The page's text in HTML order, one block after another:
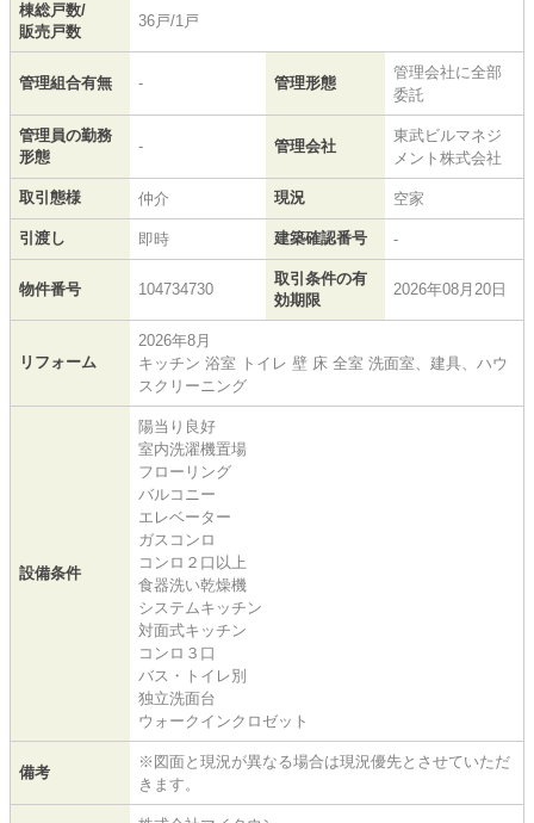
棟総戸数/
販売戸数
36戸/1戸
管理組合有無 - 管理形態
管理会社に全部
委託
管理員の勤務
形態
- 管理会社
東武ビルマネジ
メント株式会社
取引態様 仲介 現況 空家
引渡し 即時 建築確認番号 -
物件番号 104734730
取引条件の有
効期限
2026年08月20日
リフォーム
2026年8月
キッチン 浴室 トイレ 壁 床 全室 洗面室、建具、ハウ
スクリーニング
設備条件
陽当り良好
室内洗濯機置場
フローリング
バルコニー
エレベーター
ガスコンロ
コンロ２口以上
食器洗い乾燥機
システムキッチン
対面式キッチン
コンロ３口
バス・トイレ別
独立洗面台
ウォークインクロゼット
備考
※図面と現況が異なる場合は現況優先とさせていただ
きます。